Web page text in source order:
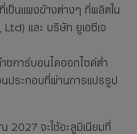
ป็นแผงข้างต่างๆ ที่ผลิตใน
และ บริษัท ยูเอซีเจ
ซคาร์บอนไดออกไซด์ต่ำ
ประกอบที่ผ่านการแปรรูป
2027 จะใช้อะลูมิเนียมที่